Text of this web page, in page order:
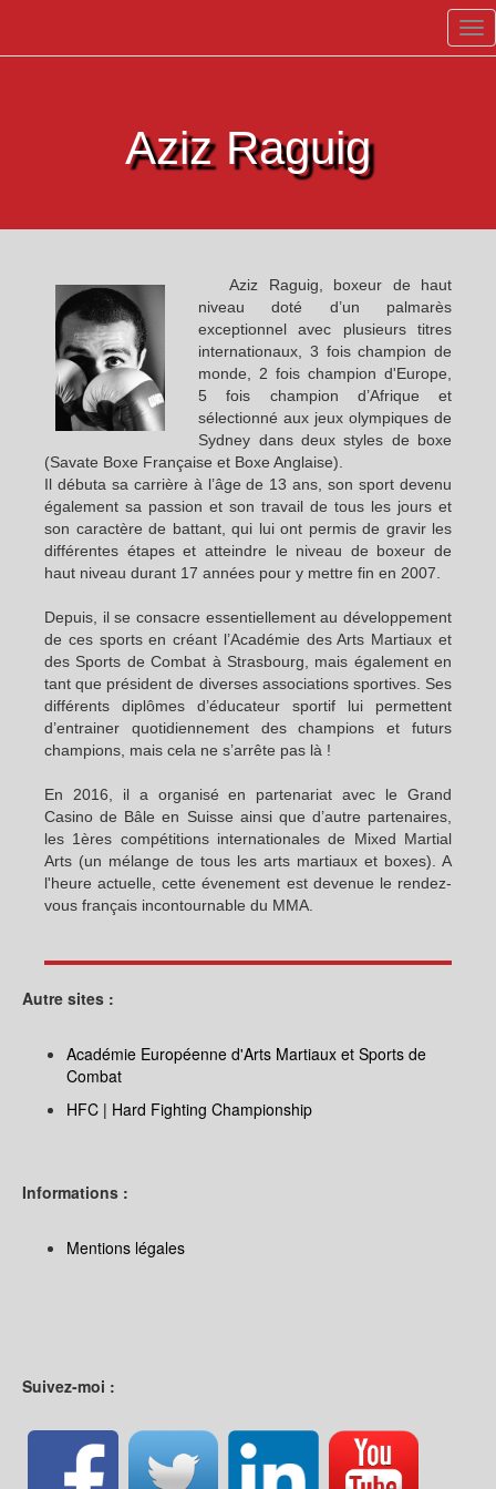
Aziz Raguig
Aziz Raguig, boxeur de haut
niveau doté d’un palmarès
exceptionnel avec plusieurs titres
internationaux, 3 fois champion de
monde, 2 fois champion d'Europe,
5 fois champion d’Afrique et
sélectionné aux jeux olympiques de
Sydney dans deux styles de boxe
(Savate Boxe Française et Boxe Anglaise).
Il débuta sa carrière à l’âge de 13 ans, son sport devenu
également sa passion et son travail de tous les jours et
son caractère de battant, qui lui ont permis de gravir les
différentes étapes et atteindre le niveau de boxeur de
haut niveau durant 17 années pour y mettre fin en 2007.
Depuis, il se consacre essentiellement au développement
de ces sports en créant l’Académie des Arts Martiaux et
des Sports de Combat à Strasbourg, mais également en
tant que président de diverses associations sportives. Ses
différents diplômes d’éducateur sportif lui permettent
d’entrainer quotidiennement des champions et futurs
champions, mais cela ne s’arrête pas là !
En 2016, il a organisé en partenariat avec le Grand
Casino de Bâle en Suisse ainsi que d’autre partenaires,
les 1ères compétitions internationales de Mixed Martial
Arts (un mélange de tous les arts martiaux et boxes). A
l'heure actuelle, cette évenement est devenue le rendez-
vous français incontournable du MMA.
Autre sites :
Académie Européenne d'Arts Martiaux et Sports de
Combat
HFC | Hard Fighting Championship
Informations :
Mentions légales
Suivez-moi :